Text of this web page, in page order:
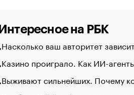
Интересное на РБК
Насколько ваш авторитет
Казино проиграло. Как ИИ-
Выживают сильнейших. Почему